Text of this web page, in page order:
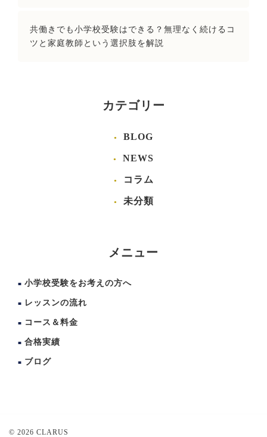
共働きでも小学校受験はできる？無理なく続けるコ
ツと家庭教師という選択肢を解説
カテゴリー
BLOG
NEWS
コラム
未分類
メニュー
小学校受験をお考えの方へ
レッスンの流れ
コース＆料金
合格実績
ブログ
© 2026 CLARUS